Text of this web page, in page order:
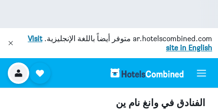
ar.hotelscombined.com متوفر أيضاً باللغة الإنجليزية.Visit
site in English
الفنادق في وانغ نام ين